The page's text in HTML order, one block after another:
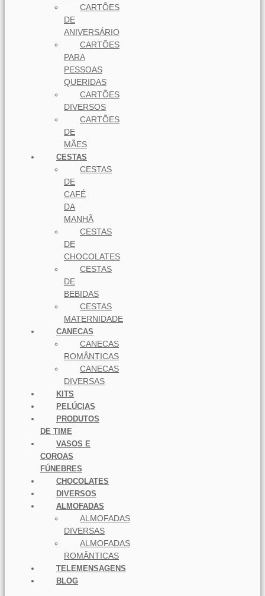
CARTÕES
DE
ANIVERSÁRIO
CARTÕES
PARA
PESSOAS
QUERIDAS
CARTÕES
DIVERSOS
CARTÕES
DE
MÃES
CESTAS
CESTAS
DE
CAFÉ
DA
MANHÃ
CESTAS
DE
CHOCOLATES
CESTAS
DE
BEBIDAS
CESTAS
MATERNIDADE
CANECAS
CANECAS
ROMÂNTICAS
CANECAS
DIVERSAS
KITS
PELÚCIAS
PRODUTOS
DE TIME
VASOS E
COROAS
FÚNEBRES
CHOCOLATES
DIVERSOS
ALMOFADAS
ALMOFADAS
DIVERSAS
ALMOFADAS
ROMÂNTICAS
TELEMENSAGENS
BLOG